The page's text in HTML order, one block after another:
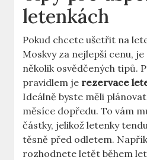
letenkách
Pokud chcete ušetřit na
Moskvy za nejlepší cenu,
několik osvědčených tipů.
pravidlem je rezervace
Ideálně byste měli
měsíce dopředu. To vám
částky, jelikož letenky
těsně před odletem.
rozhodnete letět během